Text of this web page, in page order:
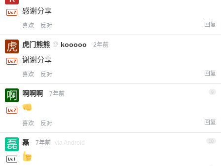
感谢分享
喜欢 反对 回复
虎门熊熊 @ kooooo 2年前
谢谢分享
喜欢 反对 回复
啊啊啊 7年前 9
喜欢 反对 回复
磊 7年前 via Android